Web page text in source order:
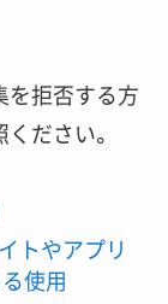
を拒否する方
ださい。
トやアプリ
使用